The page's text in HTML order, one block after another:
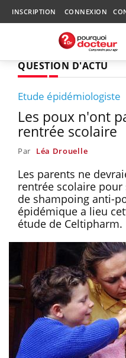
INSCRIPTION CONNEXION
QUESTION D'ACTU
Etude épidémiologiste
Les poux n'ont
rentrée scolaire
Par Léa Drouelle
Les parents ne
rentrée scolaire
de shampoing anti-
épidémique a lieu
étude de Celtipharm.